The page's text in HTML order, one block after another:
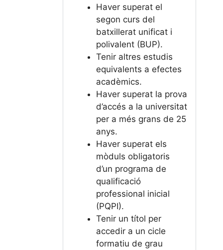
Haver superat el
segon curs del
batxillerat unificat i
polivalent (BUP).
Tenir altres estudis
equivalents a efectes
acadèmics.
Haver superat la prova
d’accés a la universitat
per a més grans de 25
anys.
Haver superat els
mòduls obligatoris
d’un programa de
qualificació
professional inicial
(PQPI).
Tenir un títol per
accedir a un cicle
formatiu de grau